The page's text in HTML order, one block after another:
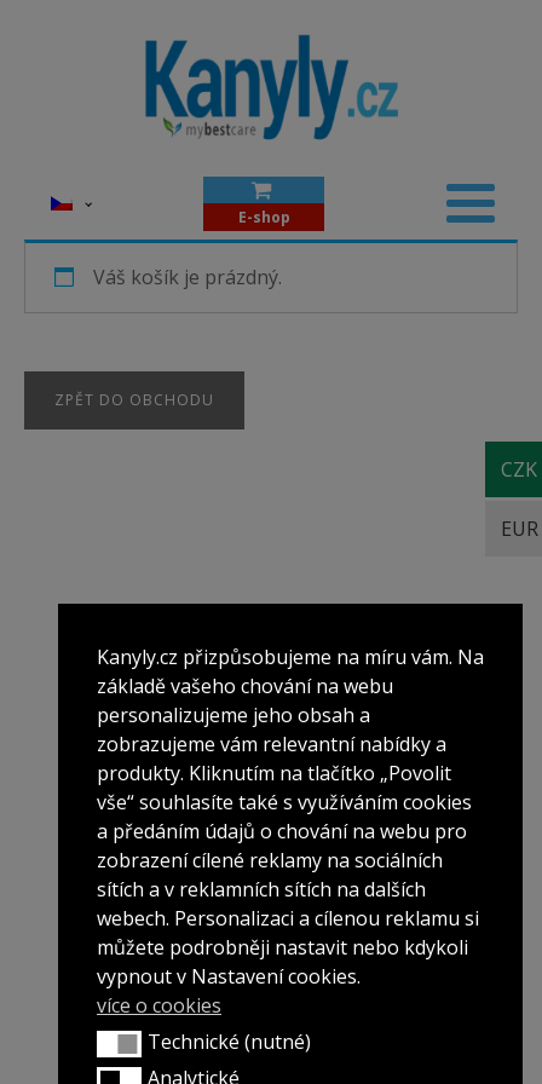
CZK
EUR
E-shop
Váš košík je prázdný.
ZPĚT DO OBCHODU
Kanyly.cz přizpůsobujeme na míru vám. Na
základě vašeho chování na webu
personalizujeme jeho obsah a
zobrazujeme vám relevantní nabídky a
produkty. Kliknutím na tlačítko „Povolit
vše“ souhlasíte také s využíváním cookies
a předáním údajů o chování na webu pro
zobrazení cílené reklamy na sociálních
sítích a v reklamních sítích na dalších
webech. Personalizaci a cílenou reklamu si
můžete podrobněji nastavit nebo kdykoli
vypnout v Nastavení cookies.
více o cookies
Technické (nutné)
Technické (nutné)
Analytické